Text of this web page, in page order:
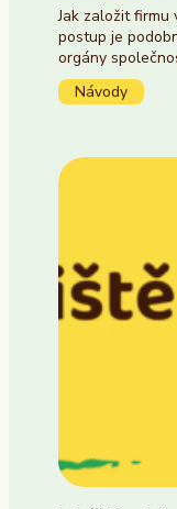
Jak založit firmu
postup je
orgány
Návody